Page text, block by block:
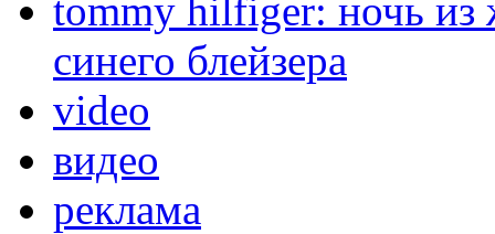
tommy hilfiger: ночь из
синего блейзера
video
видео
реклама